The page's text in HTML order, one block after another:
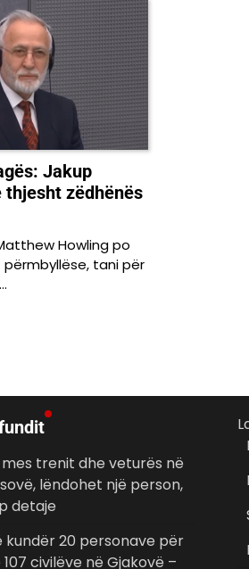
Jakup
thjesht zëdhënës
Howling po
tani për
trenit dhe veturës në
lëndohet një person,
detaje
kundër 20 personave për
civilëve në Gjakovë –